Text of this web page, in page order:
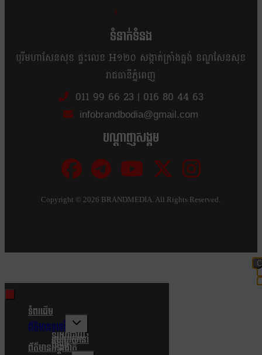
ទំនាក់ទំនង
បុរីមហាសែនសុខ ផ្ទះលេខ H១២០ សង្កាត់ក្រាំងធ្នង់ ខណ្ឌសែនសុខ
រាជធានីភ្នំពេញ
011 99 66 23 | 016 80 44 63
infobrandbodia@gmail.com
បណ្ដាញសង្គម
Copyright ©2026 BRANDMEDIA. All Rights Reserved.
ទំពរដើម
ព័ត៌មានទូទៅ
Toggle
child
menu
នយោបាយ
របៀបរស់នៅ
សង្គម
ព័ត៌មានអន្តរជាតិ